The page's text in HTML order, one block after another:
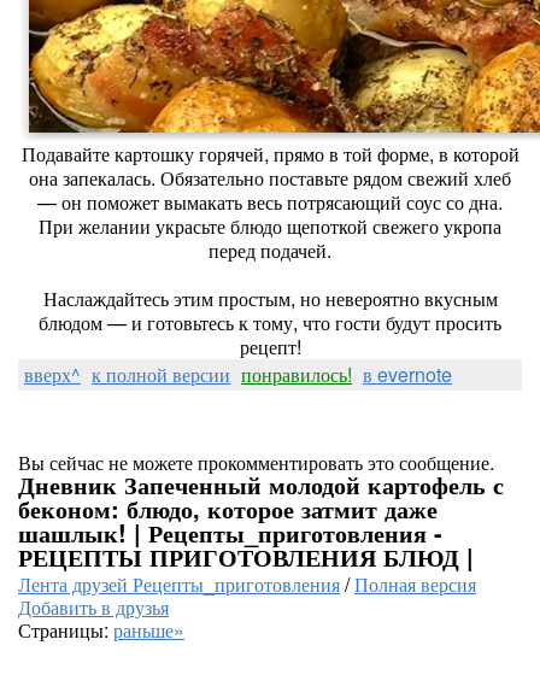
Подавайте картошку горячей, прямо в той форме, в которой
она запекалась. Обязательно поставьте рядом свежий хлеб
— он поможет вымакать весь потрясающий соус со дна.
При желании украсьте блюдо щепоткой свежего укропа
перед подачей.
Наслаждайтесь этим простым, но невероятно вкусным
блюдом — и готовьтесь к тому, что гости будут просить
рецепт!
вверх^ к полной версии понравилось! в evernote
Вы сейчас не можете прокомментировать это сообщение.
Дневник Запеченный молодой картофель с
беконом: блюдо, которое затмит даже
шашлык! | Рецепты_приготовления -
РЕЦЕПТЫ ПРИГОТОВЛЕНИЯ БЛЮД |
Лента друзей Рецепты_приготовления/Полная версия
Добавить в друзья
Страницы: раньше»